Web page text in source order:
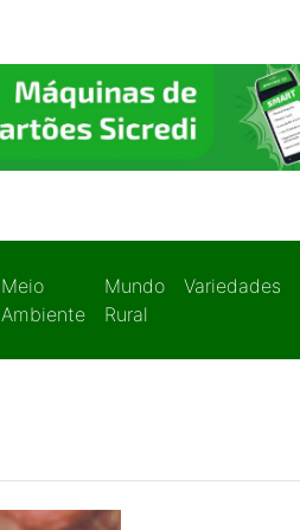
Meio
Ambiente
Mundo
Rural
Variedades